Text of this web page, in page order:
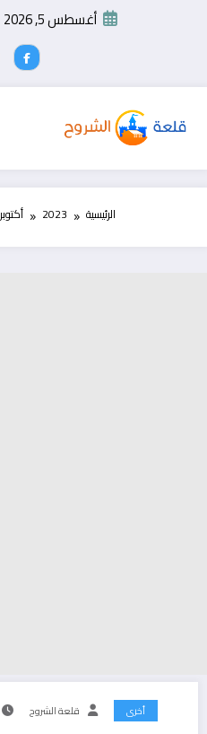
أغسطس 5, 2026
الرئيسية 2023 أكتوبر
أخرى قلعة الشروح